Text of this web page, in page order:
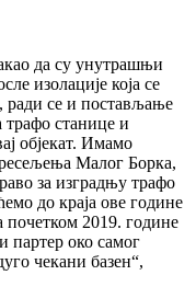
да су унутрашњи
изолације која се
ради се и постављање
трафо станице и
објекат. Имамо
Малог Борка,
за изградњу трафо
до краја ове године
почетком 2019. године
партер око самог
чекани базен“,